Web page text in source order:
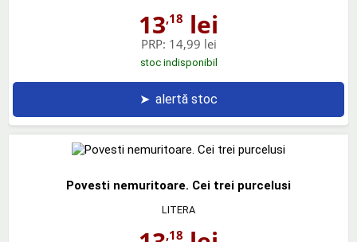
13,18 lei
PRP: 14,99 lei
stoc indisponibil
➤ alertă stoc
Povesti nemuritoare. Cei trei purcelusi
LITERA
,18